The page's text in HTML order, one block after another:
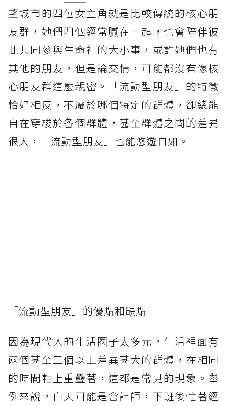
望城市的四位女主角就是比較傳統的核心朋
友群，她們四個經常膩在一起，也會陪伴彼
此共同參與生命裡的大小事，或許她們也有
其他的朋友，但是論交情，可能都沒有像核
心朋友群這麼親密。「流動型朋友」的特徵
恰好相反，不屬於哪個特定的群體，卻總能
自在穿梭於各個群體，甚至群體之間的差異
很大，「流動型朋友」也能悠遊自如。
「流動型朋友」的優點和缺點
因為現代人的生活圈子太多元，生活裡面有
兩個甚至三個以上差異甚大的群體，在相同
的時間軸上重疊著，這都是常見的現象。舉
例來說，白天可能是會計師，下班後忙著經